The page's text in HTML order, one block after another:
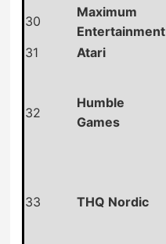
30
Maximum
Entertainment
31
Atari
32
Humble
Games
33 THQ Nordic